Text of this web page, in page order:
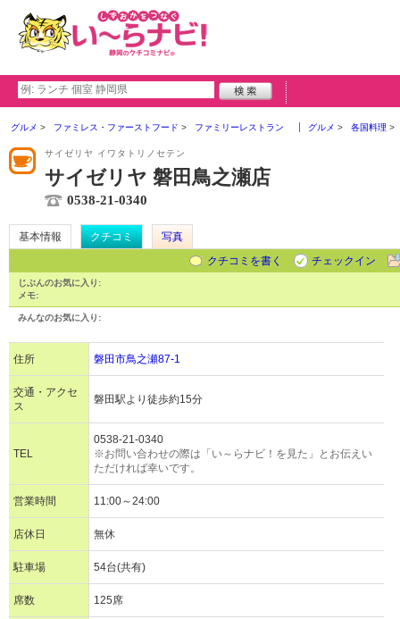
グルメ ファミレス・ファーストフード ファミリーレストラン グルメ 各国料理
サイゼリヤ イワタトリノセテン
サイゼリヤ 磐田鳥之瀬店
0538-21-0340
基本情報 クチコミ
写真
クチコミを書く
チェックイン
じぶんのお気に入り:
メモ:
みんなのお気に入り:
住所 磐田市鳥之瀬87-1
交通・アクセ
ス
磐田駅より徒歩約15分
TEL
0538-21-0340
※お問い合わせの際は「い～らナビ！を見た」とお伝えい
ただければ幸いです。
営業時間 11:00～24:00
店休日 無休
駐車場 54台(共有)
席数 125席